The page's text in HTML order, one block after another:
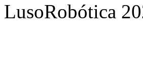
LusoRobótica